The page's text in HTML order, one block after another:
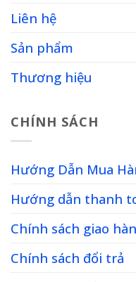
Liên hệ
Sản phẩm
Thương hiệu
CHÍNH SÁCH
Hướng Dẫn Mua
Hướng dẫn thanh
Chính sách giao
Chính sách đổi trả